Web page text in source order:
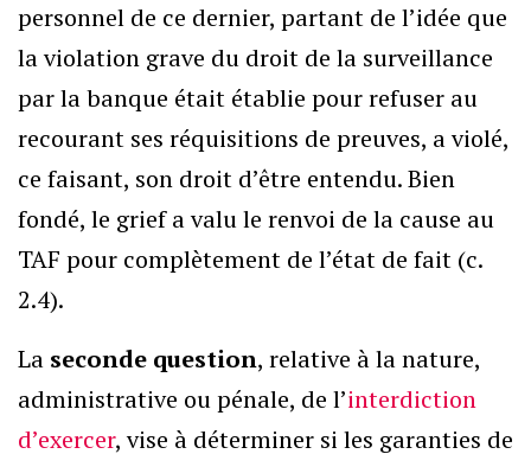
personnel de ce dernier, partant de l’idée que
la violation grave du droit de la surveillance
par la banque était établie pour refuser au
recourant ses réquisitions de preuves, a violé,
ce faisant, son droit d’être entendu. Bien
fondé, le grief a valu le renvoi de la cause au
TAF pour complètement de l’état de fait (c.
2.4).
La seconde question, relative à la nature,
administrative ou pénale, de l’interdiction
d’exercer, vise à déterminer si les garanties de